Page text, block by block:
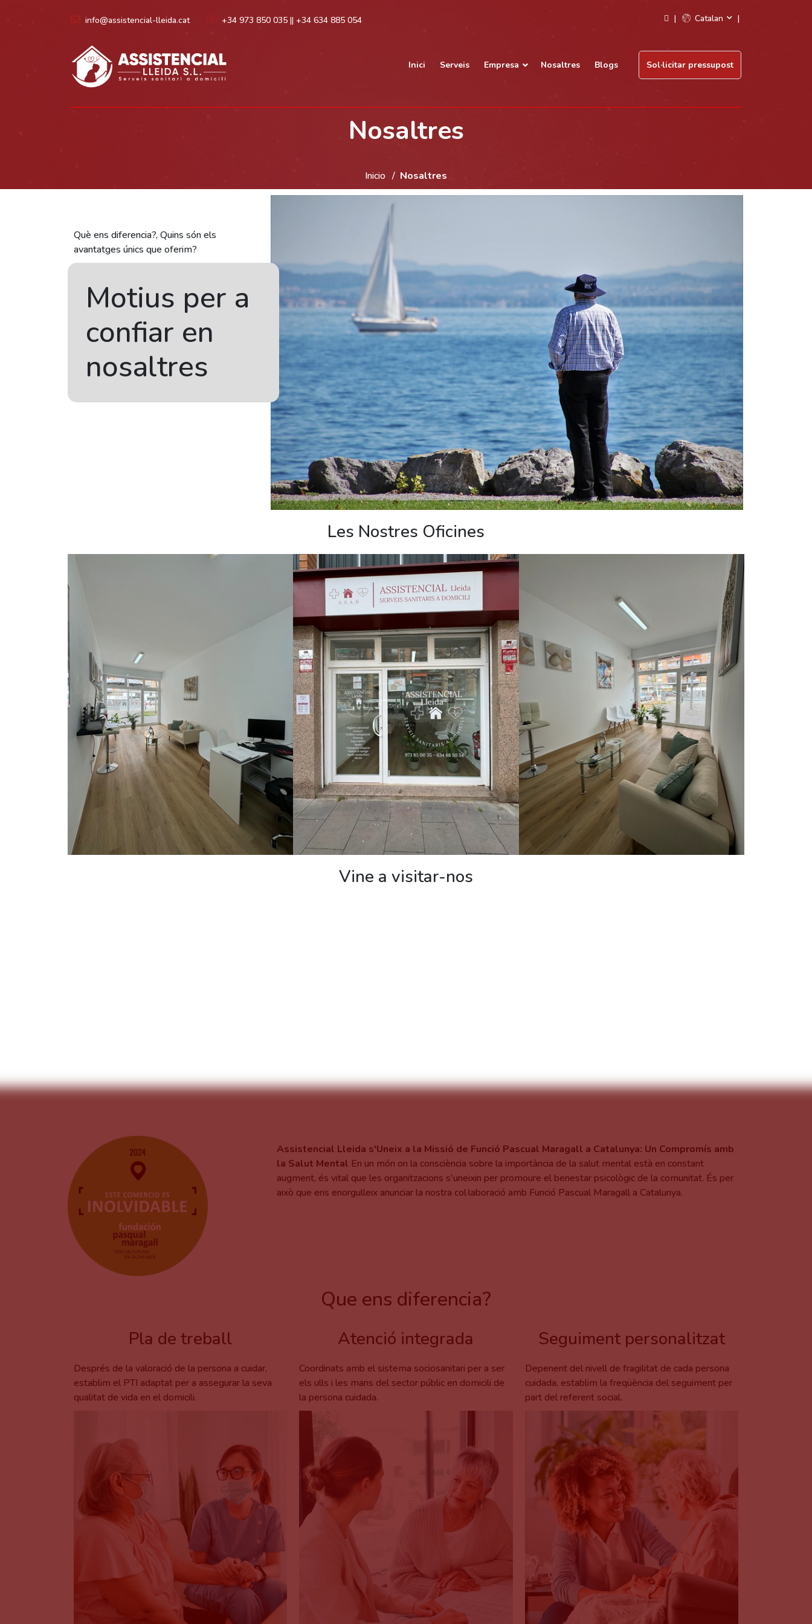
info@assistencial-lleida.cat +34 973 850 035 || +34 634 885 054 Catalan
Inici Serveis Empresa Nosaltres Blogs Sol·licitar pressupost
Nosaltres
Inicio Nosaltres
Què ens diferencia?, Quins són els
avantatges únics que oferim?
Motius per a
confiar en
nosaltres
Les Nostres Oficines
Vine a visitar-nos
Assistencial Lleida s'Uneix a la Missió de Funció Pascual Maragall a Catalunya: Un Compromís amb
la Salut Mental En un món on la consciència sobre la importància de la salut mental està en constant
augment, és vital que les organitzacions s'uneixin per promoure el benestar psicològic de la comunitat. És per
això que ens enorgulleix anunciar la nostra col·laboració amb Funció Pascual Maragall a Catalunya.
Que ens diferencia?
Pla de treball
Després de la valoració de la persona a cuidar,
establim el PTI adaptat per a assegurar la seva
qualitat de vida en el domicili.
​​​​​​Atenció integrada
Coordinats amb el sistema sociosanitari per a ser
els ulls i les mans del sector públic en domicili de
la persona cuidada.
Seguiment personalitzat
Depenent del nivell de fragilitat de cada persona
cuidada, establim la freqüència del seguiment per
part del referent social.